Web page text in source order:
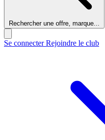
Rechercher une offre, marque...
Se connecterRejoindre le club